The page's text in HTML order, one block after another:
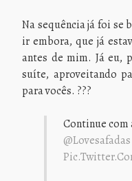
Na sequência já foi se
ir embora, que já
antes de mim. Já eu,
suíte, aproveitando
para vocês. ???
Continue com
@lovesafadas